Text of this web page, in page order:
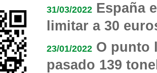
31/03/2022 España
limitar a 30
23/01/2022 O punto
pasado 139